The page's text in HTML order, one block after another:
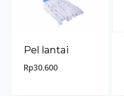
Pel lantai
Rp30.600